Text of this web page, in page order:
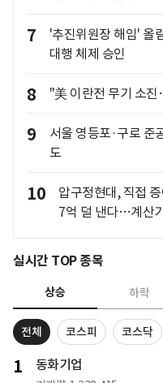
7
'추진위원장 해임' 올
대행 체제 승인
8 "美 이란전 무기 소
9
서울 영등포·구로 준
도
10
압구정현대, 직접
7억 덜 낸다…계산
실시간 TOP 종목
상승 하락
전체 코스피 코스닥
1 동화기업